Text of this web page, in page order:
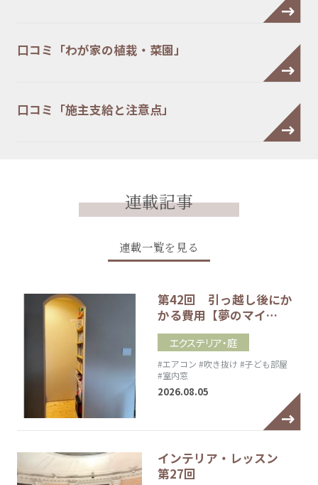
口コミ「わが家の植栽・菜園」
口コミ「施主支給と注意点」
連載記事
連載一覧を見る
第42回 引っ越し後にか
かる費用【夢のマイ…
エクステリア・庭
#エアコン #吹き抜け #子ども部屋
#室内窓
2026.08.05
インテリア・レッスン
第27回